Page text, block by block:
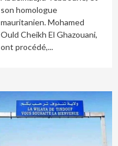
son homologue
mauritanien. Mohamed
Ould Cheikh El Ghazouani,
ont procédé,...